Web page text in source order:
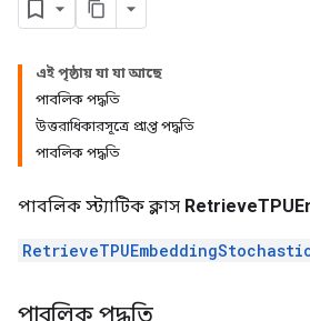
এই পৃষ্ঠায় যা যা আছে
পাবলিক পদ্ধতি
উত্তরাধিকারসূত্রে প্রাপ্ত পদ্ধতি
পাবলিক পদ্ধতি
পাবলিক স্ট্যাটিক ক্লাস
পাবলিক পদ্ধতি